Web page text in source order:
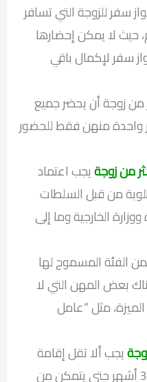
سفر للزوجة التي تسافر
حيث لا يمكن إحضارها
سفر لإكمال باقي
من زوجة أن يحضر جميع
واحدة منهن فقط للحضور
من زوجةيجب اعتماد
من قبل السلطات
الخارجية وما إلى
الفئة المسموح لها
بعض المهن التي لا
مثل “عامل
يجب ألا تقل إقامة
الزوج في المملكة عن 3 أشهر حتى يتمكن من